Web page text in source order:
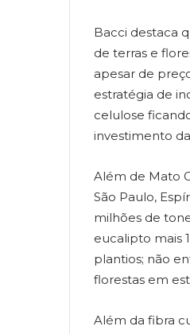
Bacci destaca
de terras e
apesar de
estratégia de
celulose
investimento
Além de Mato
São Paulo,
milhões de
eucalipto mais
plantios; não
florestas em
Além da fibra